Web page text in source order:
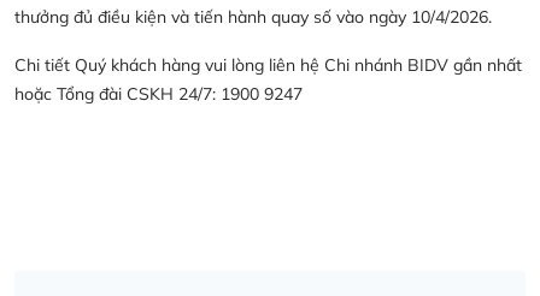
thưởng đủ điều kiện và tiến hành quay số vào ngày 10/4/2026.
Chi tiết Quý khách hàng vui lòng liên hệ Chi nhánh BIDV gần nhất
hoặc Tổng đài CSKH 24/7: 1900 9247